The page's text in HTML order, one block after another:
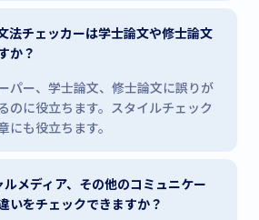
チェッカーは学士論文や修士論文
か？
パー、学士論文、修士論文に誤りが
のに役立ちます。スタイルチェック
にも役立ちます。
メディア、その他のコミュニケー
いをチェックできますか？